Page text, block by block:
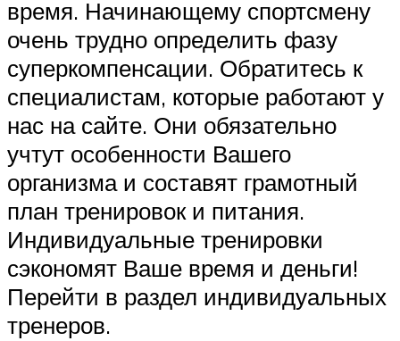
время. Начинающему спортсмену
очень трудно определить фазу
суперкомпенсации. Обратитесь к
специалистам, которые работают у
нас на сайте. Они обязательно
учтут особенности Вашего
организма и составят грамотный
план тренировок и питания.
Индивидуальные тренировки
сэкономят Ваше время и деньги!
Перейти в раздел индивидуальных
тренеров.